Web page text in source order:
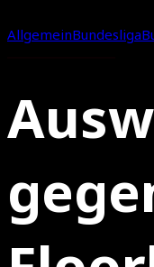
AllgemeinBundesliga